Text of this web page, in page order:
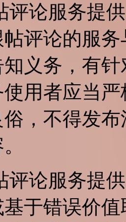
评论服务提
评论的服
义务，有
用者应当
，不得发
评论服务提
于错误价